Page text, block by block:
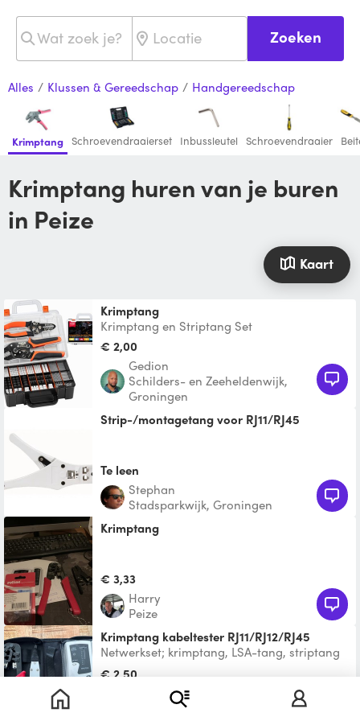
Zoeken
Alles / Klussen & Gereedschap / Handgereedschap
Krimptang Schroevendraaierset Inbussleutel Schroevendraaier
Krimptang huren van je buren
in Peize
Kaart
Krimptang
Krimptang en Striptang Set
€ 2,00
Gedion
Schilders- en Zeeheldenwijk,
Groningen
Strip-/montagetang voor RJ11/RJ45
Te leen
Stephan
Stadsparkwijk, Groningen
krimptang
€ 3,33
Harry
Peize
Krimptang kabeltester RJ11/RJ12/RJ45
Netwerkset; krimptang, LSA-tang, striptang
en kabeltester.
€ 2,50
Herewegwijk en Helpman,